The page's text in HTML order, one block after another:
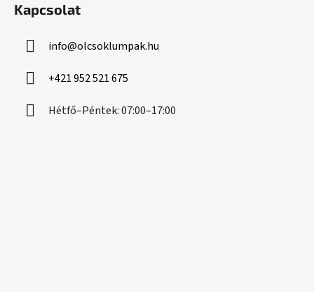
Kapcsolat
info@olcsoklumpak.hu
+421 952 521 675
Hétfő–Péntek: 07:00–17:00